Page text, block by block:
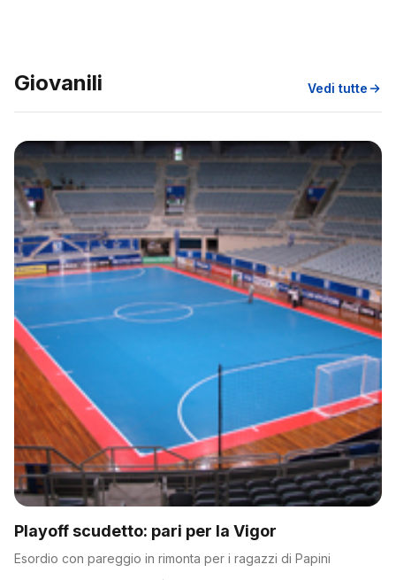
Giovanili Vedi tutte
Playoff scudetto: pari per la Vigor
Esordio con pareggio in rimonta per i ragazzi di Papini